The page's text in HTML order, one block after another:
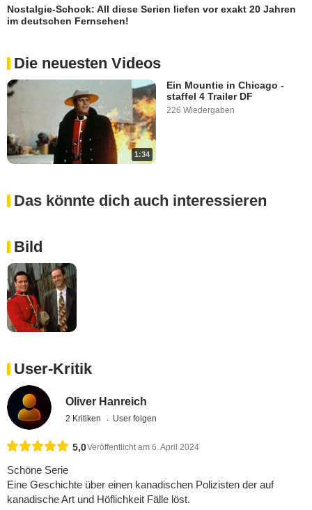
Nostalgie-Schock: All diese Serien liefen vor exakt 20 Jahren
im deutschen Fernsehen!
Die neuesten Videos
1:34
Ein Mountie in Chicago -
staffel 4 Trailer DF
226 Wiedergaben
Das könnte dich auch interessieren
Bild
User-Kritik
Oliver Hanreich
2 Kritiken User folgen
5,0Veröffentlicht am 6. April 2024
Schöne Serie
Eine Geschichte über einen kanadischen Polizisten der auf
kanadische Art und Höflichkeit Fälle löst.